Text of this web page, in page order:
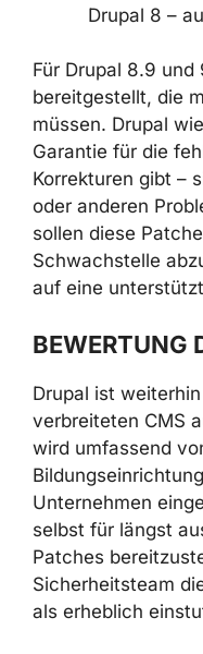
Drupal 8 –
Für Drupal 8.9
bereitgestellt, die
müssen. Drupal
Garantie für die
Korrekturen gibt –
oder anderen
sollen diese
Schwachstelle
auf eine
BEWERTUNG
Drupal ist
verbreiteten CMS
wird umfassend
Unternehmen
selbst für längst
Patches
Sicherheitsteam
als erheblich